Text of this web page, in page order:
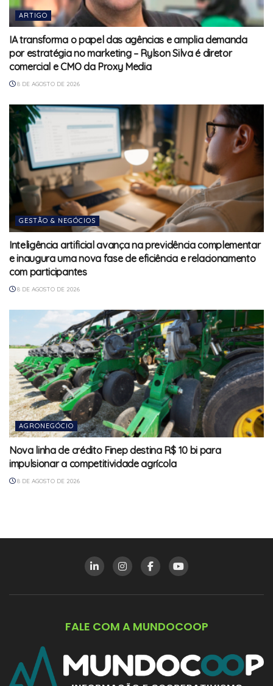
ARTIGO
IA transforma o papel das agências e amplia demanda
por estratégia no marketing – Rylson Silva é diretor
comercial e CMO da Proxy Media
8 DE AGOSTO DE 2026
GESTÃO & NEGÓCIOS
Inteligência artificial avança na previdência complementar
e inaugura uma nova fase de eficiência e relacionamento
com participantes
8 DE AGOSTO DE 2026
AGRONEGÓCIO
Nova linha de crédito Finep destina R$ 10 bi para
impulsionar a competitividade agrícola
8 DE AGOSTO DE 2026
FALE COM A MUNDOCOOP